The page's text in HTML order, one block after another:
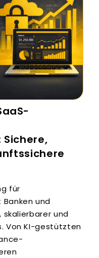
für
und
skalierbarer und
Von KI-gestützten